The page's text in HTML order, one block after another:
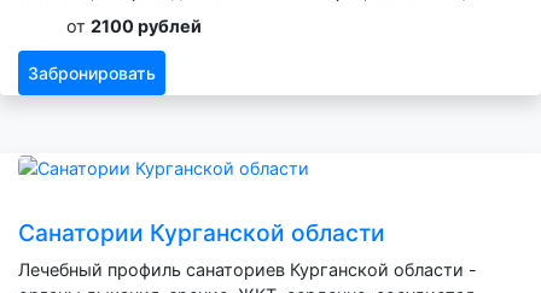
от 2100 рублей
Забронировать
Санатории Курганской области
Лечебный профиль санаториев Курганской области -